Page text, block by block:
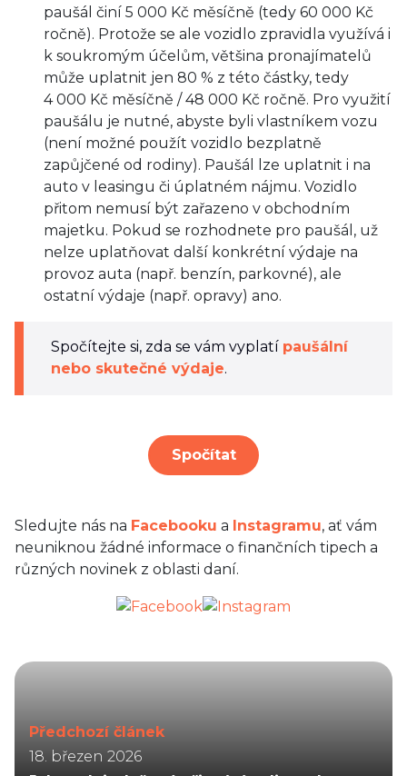
paušál činí 5 000 Kč měsíčně (tedy 60 000 Kč
ročně). Protože se ale vozidlo zpravidla využívá i
k soukromým účelům, většina pronajímatelů
může uplatnit jen 80 % z této částky, tedy
4 000 Kč měsíčně / 48 000 Kč ročně. Pro využití
paušálu je nutné, abyste byli vlastníkem vozu
(není možné použít vozidlo bezplatně
zapůjčené od rodiny). Paušál lze uplatnit i na
auto v leasingu či úplatném nájmu. Vozidlo
přitom nemusí být zařazeno v obchodním
majetku. Pokud se rozhodnete pro paušál, už
nelze uplatňovat další konkrétní výdaje na
provoz auta (např. benzín, parkovné), ale
ostatní výdaje (např. opravy) ano.
Spočítejte si, zda se vám vyplatí paušální
nebo skutečné výdaje.
Spočítat
Sledujte nás na Facebooku a Instagramu, ať vám
neuniknou žádné informace o finančních tipech a
různých novinek z oblasti daní.
Předchozí článek
18. březen 2026